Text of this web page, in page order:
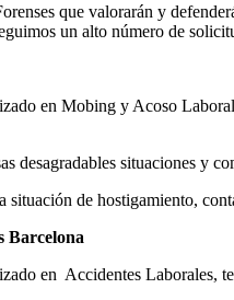
que valorarán y
un alto número de
en Mobing y Acoso
desagradables situaciones y
situación de hostigamiento,
Barcelona
en Accidentes Laborales,